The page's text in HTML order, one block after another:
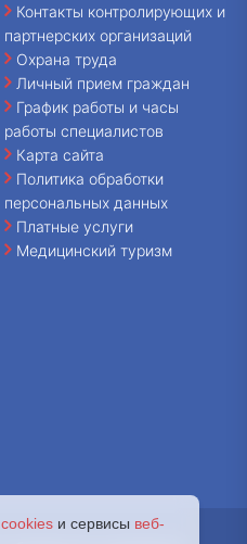
Контакты контролирующих и
партнерских организаций
Охрана труда
Личный прием граждан
График работы и часы
работы специалистов
Карта сайта
Политика обработки
персональных данных
Платные услуги
Медицинский туризм
cookies и сервисы веб-